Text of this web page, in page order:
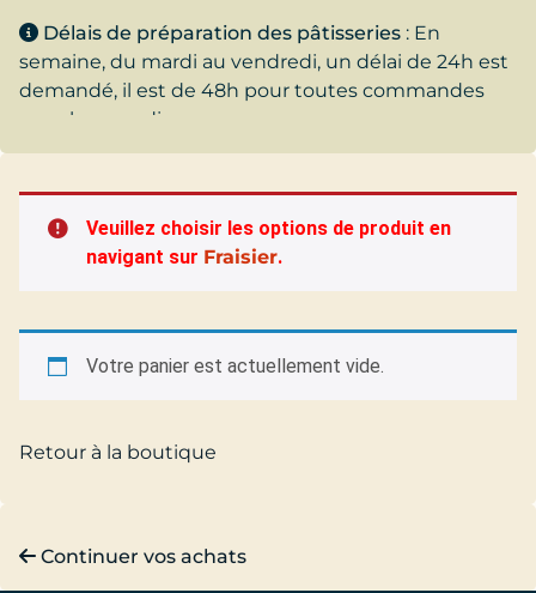
Délais de préparation des pâtisseries : En
semaine, du mardi au vendredi, un délai de 24h est
demandé, il est de 48h pour toutes commandes
pour le samedi.
Veuillez choisir les options de produit en
navigant sur Fraisier.
Votre panier est actuellement vide.
Retour à la boutique
Continuer vos achats